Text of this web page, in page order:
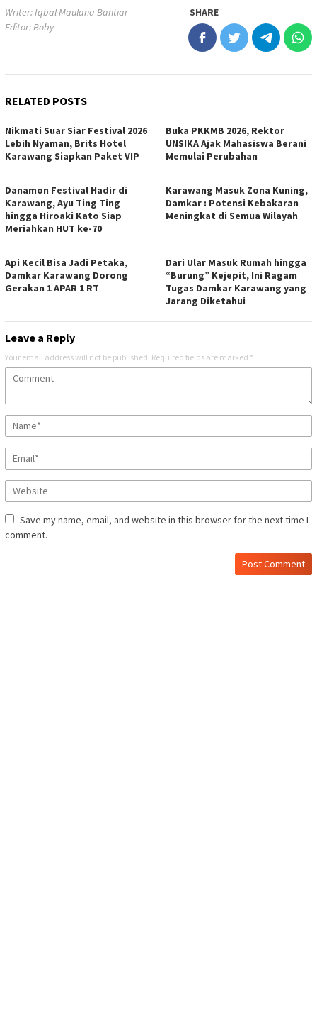
Writer: Iqbal Maulana Bahtiar
Editor: Boby
SHARE
RELATED POSTS
Nikmati Suar Siar Festival 2026
Lebih Nyaman, Brits Hotel
Karawang Siapkan Paket VIP
Buka PKKMB 2026, Rektor
UNSIKA Ajak Mahasiswa Berani
Memulai Perubahan
Danamon Festival Hadir di
Karawang, Ayu Ting Ting
hingga Hiroaki Kato Siap
Meriahkan HUT ke-70
Karawang Masuk Zona Kuning,
Damkar : Potensi Kebakaran
Meningkat di Semua Wilayah
Api Kecil Bisa Jadi Petaka,
Damkar Karawang Dorong
Gerakan 1 APAR 1 RT
Dari Ular Masuk Rumah hingga
“Burung” Kejepit, Ini Ragam
Tugas Damkar Karawang yang
Jarang Diketahui
Leave a Reply
Your email address will not be published. Required fields are marked *
Save my name, email, and website in this browser for the next time I
comment.